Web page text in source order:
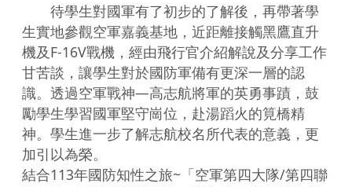
待學生對國軍有了初步的了解後，再帶著學
生實地參觀空軍嘉義基地，近距離接觸黑鷹直升
機及F-16V戰機，經由飛行官介紹解說及分享工作
甘苦談，讓學生對於國防軍備有更深一層的認
識。透過空軍戰神—高志航將軍的英勇事蹟，鼓
勵學生學習國軍堅守崗位，赴湯蹈火的筧橋精
神。學生進一步了解志航校名所代表的意義，更
加引以為榮。
結合113年國防知性之旅~「空軍第四大隊/第四聯